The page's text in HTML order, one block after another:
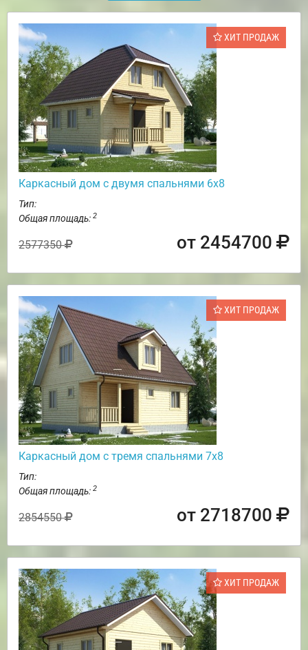
ХИТ ПРОДАЖ
Каркасный дом с двумя спальнями 6х8
Тип:
Общая площадь: 2
2577350 от 2454700
ХИТ ПРОДАЖ
Каркасный дом с тремя спальнями 7х8
Тип:
Общая площадь: 2
2854550 от 2718700
ХИТ ПРОДАЖ